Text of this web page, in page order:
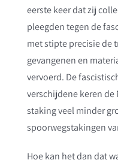
eerste keer dat zij
pleegden tegen de
met stipte precisie de
gevangenen en
vervoerd. De
verschijdene keren de
staking veel minder
spoorwegstakingen
Hoe kan het dan dat